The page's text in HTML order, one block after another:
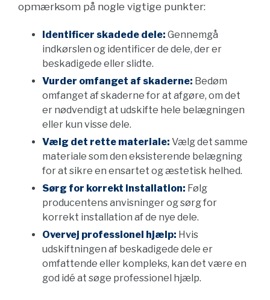
opmærksom på nogle vigtige punkter:
Identificer skadede dele: Gennemgå
indkørslen og identificer de dele, der er
beskadigede eller slidte.
Vurder omfanget af skaderne: Bedøm
omfanget af skaderne for at afgøre, om det
er nødvendigt at udskifte hele belægningen
eller kun visse dele.
Vælg det rette materiale: Vælg det samme
materiale som den eksisterende belægning
for at sikre en ensartet og æstetisk helhed.
Sørg for korrekt installation: Følg
producentens anvisninger og sørg for
korrekt installation af de nye dele.
Overvej professionel hjælp: Hvis
udskiftningen af beskadigede dele er
omfattende eller kompleks, kan det være en
god idé at søge professionel hjælp.